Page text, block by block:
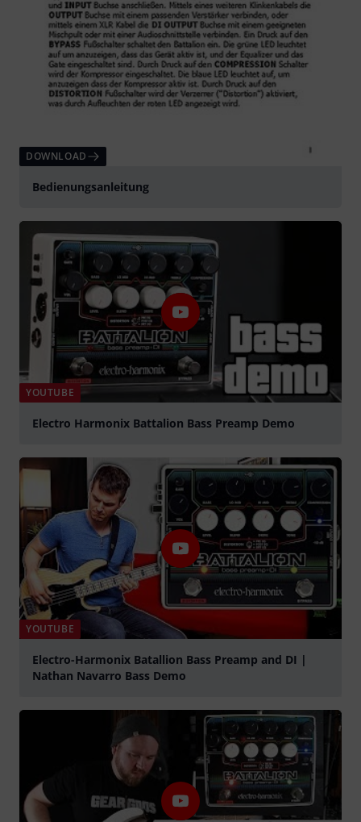
DOWNLOAD
Bedienungsanleitung
YOUTUBE
Electro Harmonix Battalion Bass Preamp Demo
YOUTUBE
Electro-Harmonix Batallion Bass Preamp and DI |
Nathan Navarro Bass Demo